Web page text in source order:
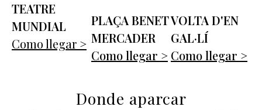
TEATRE
MUNDIAL
Como llegar >
PLAÇA BENET
MERCADER
Como llegar >
VOLTA D'EN
GAL·LÍ
Como llegar >
Donde aparcar